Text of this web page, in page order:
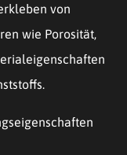
von
wie Porosität,